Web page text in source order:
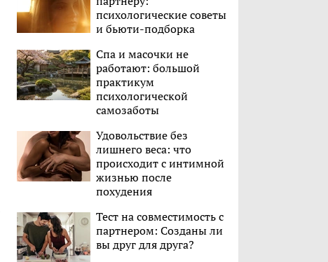
психологические советы
и бьюти-подборка
Спа и масочки не
работают: большой
практикум
психологической
самозаботы
Удовольствие без
лишнего веса: что
происходит с интимной
жизнью после
похудения
Тест на совместимость с
партнером: Созданы ли
вы друг для друга?